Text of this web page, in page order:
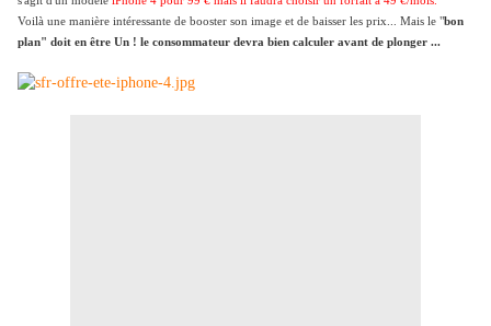
Voilà une manière intéressante de booster son image et de baisser les prix... Mais le "bon
plan" doit en être Un ! le consommateur devra bien calculer avant de plonger ...